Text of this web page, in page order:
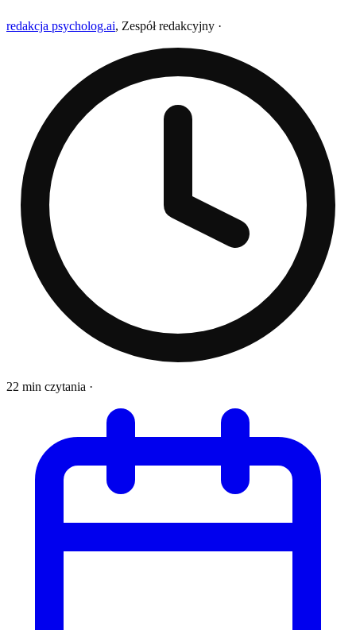
redakcja psycholog.ai, Zespół redakcyjny ·
22 min czytania ·